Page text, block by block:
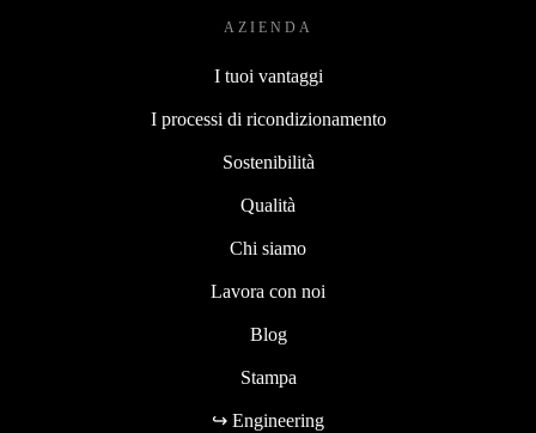
AZIENDA
I tuoi vantaggi
I processi di ricondizionamento
Sostenibilità
Qualità
Chi siamo
Lavora con noi
Blog
Stampa
↪ Engineering